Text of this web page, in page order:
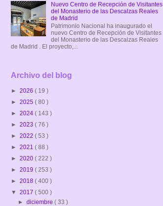
Nuevo Centro de Recepción de Visitantes
del Monasterio de las Descalzas Reales
de Madrid
Patrimonio Nacional ha inaugurado el
nuevo Centro de Recepción de Visitantes
del Monasterio de las Descalzas Reales
de Madrid . El proyecto,...
Archivo del blog
► 2026 ( 19 )
► 2025 ( 80 )
► 2024 ( 143 )
► 2023 ( 76 )
► 2022 ( 53 )
► 2021 ( 88 )
► 2020 ( 222 )
► 2019 ( 253 )
► 2018 ( 400 )
▼ 2017 ( 500 )
►diciembre( 33 )